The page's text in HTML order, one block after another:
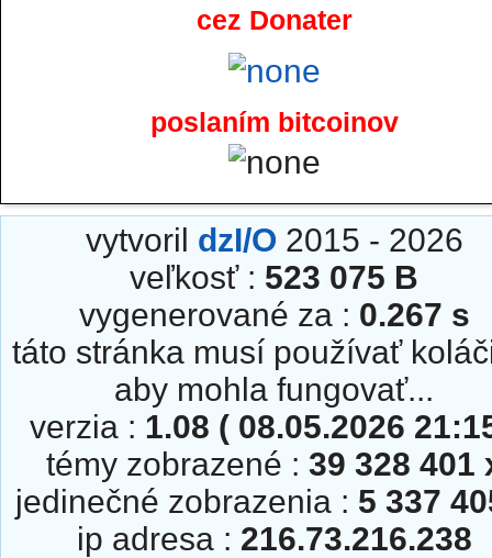
cez Donater
poslaním bitcoinov
vytvoril dzI/O 2015 - 2026
veľkosť : 523 075 B
vygenerované za : 0.267 s
táto stránka musí používať
aby mohla fungovať...
verzia : 1.08 ( 08.05.2026
témy zobrazené : 39 328 401
jedinečné zobrazenia : 5 337
ip adresa : 216.73.216.238